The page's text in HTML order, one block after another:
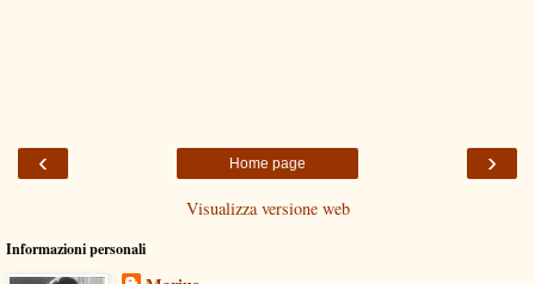
‹ ›
Home page
Visualizza versione web
Informazioni personali